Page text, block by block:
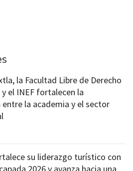
la Facultad Libre de Derecho
y el INEF fortalecen la
entre la academia y el sector
su liderazgo turístico con